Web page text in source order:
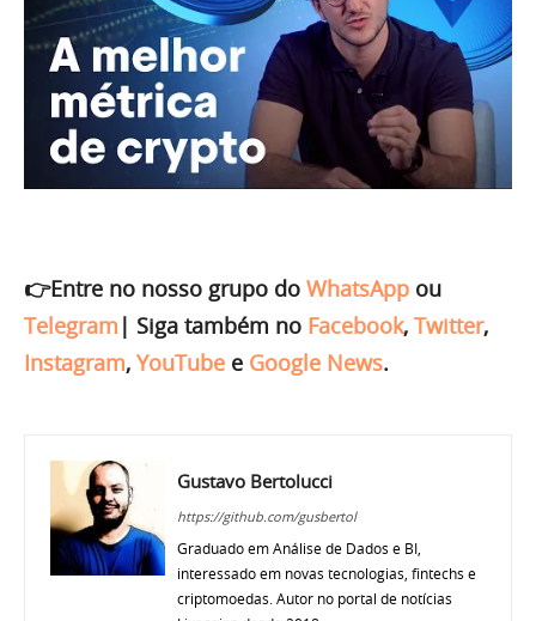
👉Entre no nosso grupo do WhatsApp ou
Telegram | Siga também no Facebook, Twitter,
Instagram, YouTube e Google News.
Gustavo Bertolucci
https://github.com/gusbertol
Graduado em Análise de Dados e BI,
interessado em novas tecnologias, fintechs e
criptomoedas. Autor no portal de notícias